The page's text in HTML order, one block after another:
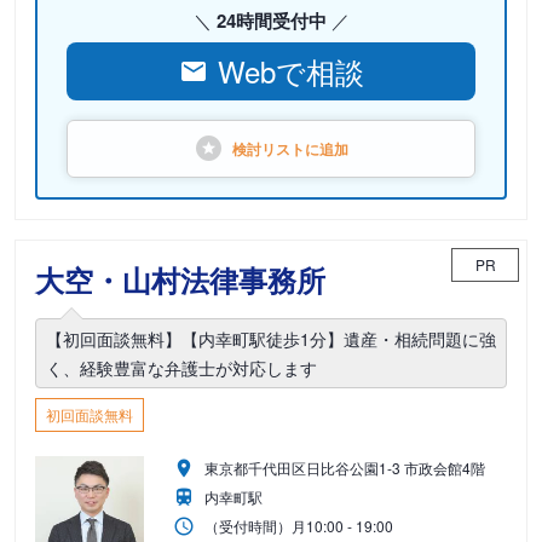
24時間受付中
Webで相談
検討リストに追加
大空・山村法律事務所 PR
【初回面談無料】【内幸町駅徒歩1分】遺産・相続問題に強
く、経験豊富な弁護士が対応します
初回面談無料
東京都千代田区日比谷公園1-3 市政会館4階
内幸町駅
（受付時間） 月10:00 - 19:00